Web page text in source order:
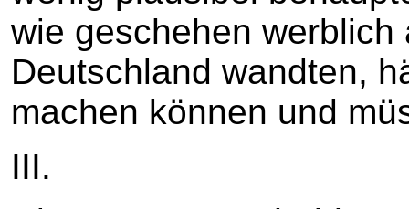
wie geschehen
Deutschland wandten,
machen können und
III.